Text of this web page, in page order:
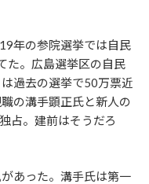
年の参院選挙では自民
た。広島選挙区の自民
過去の選挙で50万票近
の溝手顕正氏と新人の
占。建前はそうだろ
あった。溝手氏は第一